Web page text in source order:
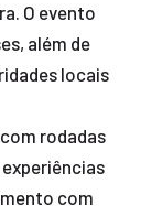
O evento
além de
locais
rodadas
com